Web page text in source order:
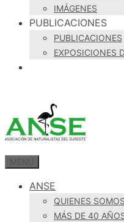
IMÁGENES
PUBLICACIONES
PUBLICACIONES
EXPOSICIONES
ANSE
QUIENES SOMOS
MÁS DE 40